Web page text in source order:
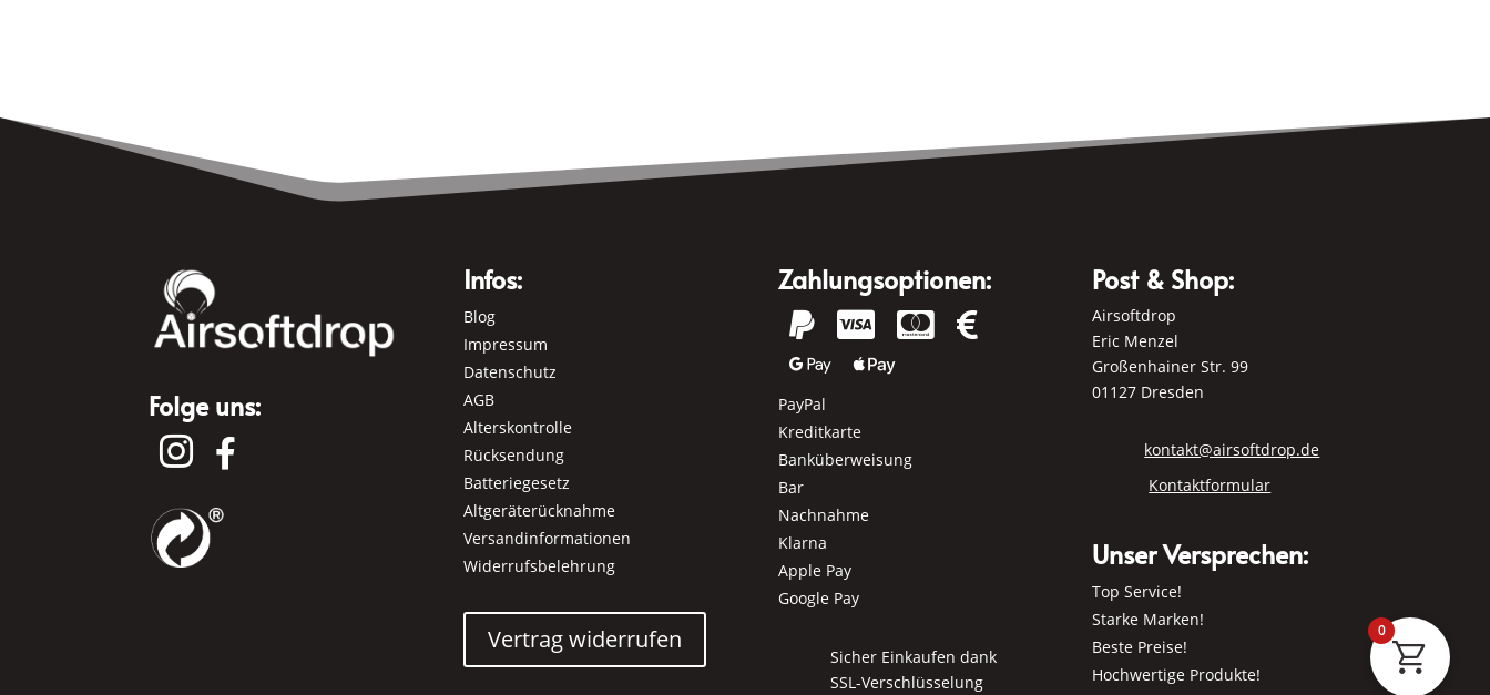
Folge uns:
 
Infos:
Blog
Impressum
Datenschutz
AGB
Alterskontrolle
Rücksendung
Batteriegesetz
Altgeräterücknahme
Versandinformationen
Widerrufsbelehrung
Vertrag widerrufen
Zahlungsoptionen:
  



PayPal
Kreditkarte
Banküberweisung
Bar
Nachnahme
Klarna
Apple Pay
Google Pay
Sicher Einkaufen dank
SSL-Verschlüsselung
Post & Shop:
Airsoftdrop
Eric Menzel
Großenhainer Str. 99
01127 Dresden
kontakt@airsoftdrop.de
Kontaktformular
Unser Versprechen:
Top Service!
Starke Marken!
Beste Preise!
Hochwertige Produkte!
0